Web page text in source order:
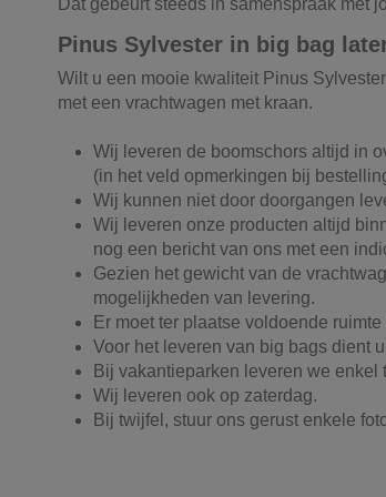
Dat gebeurt steeds in samenspraak met
Pinus Sylvester in big bag
Wilt u een mooie kwaliteit Pinus
met een vrachtwagen met kraan.
Wij leveren de boomschors altijd in
(in het veld opmerkingen bij
Wij kunnen niet door doorgangen
Wij leveren onze producten altijd
nog een bericht van ons met een
Gezien het gewicht van de
mogelijkheden van levering.
Er moet ter plaatse voldoende
Voor het leveren van big bags dient
Bij vakantieparken leveren we
Wij leveren ook op zaterdag.
Bij twijfel, stuur ons gerust enkele